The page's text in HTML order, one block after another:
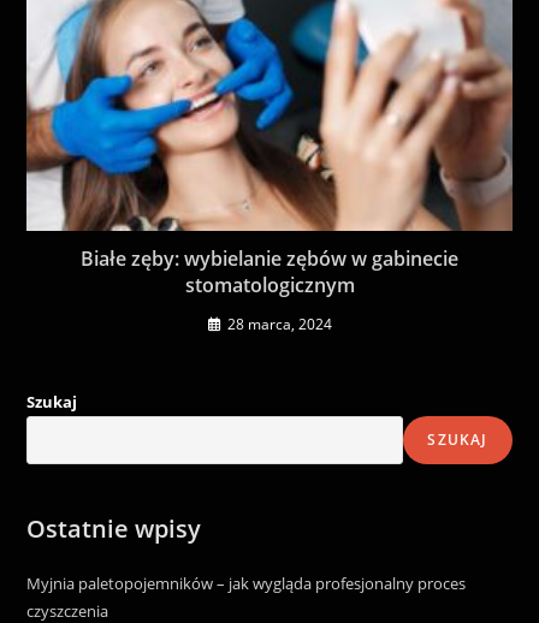
Białe zęby: wybielanie zębów w gabinecie
stomatologicznym
28 marca, 2024
Szukaj
SZUKAJ
Ostatnie wpisy
Myjnia paletopojemników – jak wygląda profesjonalny proces
czyszczenia